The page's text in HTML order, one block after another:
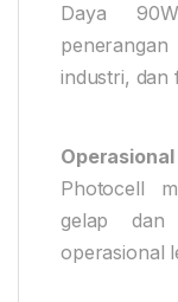
Daya
industri, dan
Photocell
gelap dan
operasional